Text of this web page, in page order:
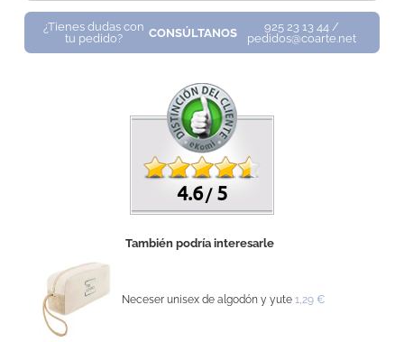
¿Tienes dudas con
tu pedido?
CONSÚLTANOS
925 23 13 44 /
pedidos@coarte.net
4.6 /5
También podría interesarle
Neceser unisex de algodón y yute 1,29 €